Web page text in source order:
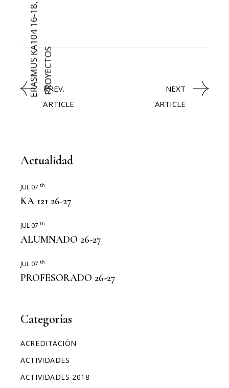
Actualidad
JUL 07 th
KA 121 26-27
JUL 07 th
ALUMNADO 26-27
JUL 07 th
PROFESORADO 26-27
Categorías
ACREDITACIÓN
ACTIVIDADES
ACTIVIDADES 2018
ERASMUS KA104 16-18
,
PROYECTOS
PREV.
ARTICLE
NEXT
ARTICLE